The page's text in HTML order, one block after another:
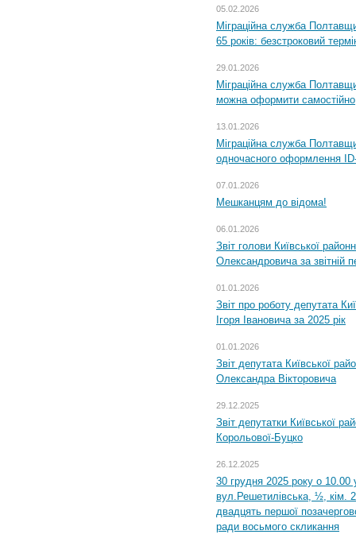
05.02.2026
Міграційна служба
65 років: безстроковий
29.01.2026
Міграційна служба
можна оформити самостійно
13.01.2026
Міграційна служба
одночасного оформлення
07.01.2026
Мешканцям до відома!
06.01.2026
Звіт голови Київської
Олександровича за звітній
01.01.2026
Звіт про роботу депутата
Ігоря Івановича за 2025 рік
01.01.2026
Звіт депутата Київської
Олександра Вікторовича
29.12.2025
Звіт депутатки Київської
Корольової-Буцко
26.12.2025
30 грудня 2025 року о 10.00
вул.Решетилівська, ½, кім.
двадцять першої
ради восьмого скликання